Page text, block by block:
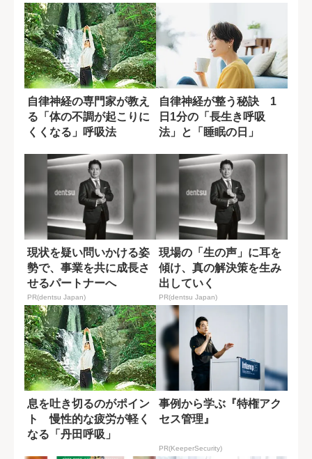
自律神経の専門家が教え
る「体の不調が起こりに
くくなる」呼吸法
自律神経が整う秘訣 1
日1分の「長生き呼吸
法」と「睡眠の日」
現状を疑い問いかける姿
勢で、事業を共に成長さ
せるパートナーへ
PR(dentsu Japan)
現場の「生の声」に耳を
傾け、真の解決策を生み
出していく
PR(dentsu Japan)
息を吐き切るのがポイン
ト 慢性的な疲労が軽く
なる「丹田呼吸」
事例から学ぶ『特権アク
セス管理』
PR(KeeperSecurity)